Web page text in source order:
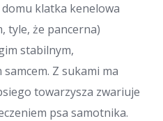
klatka kenelowa
tyle, że pancerna)
stabilnym,
Z sukami ma
towarzysza zwariuje
psa samotnika.